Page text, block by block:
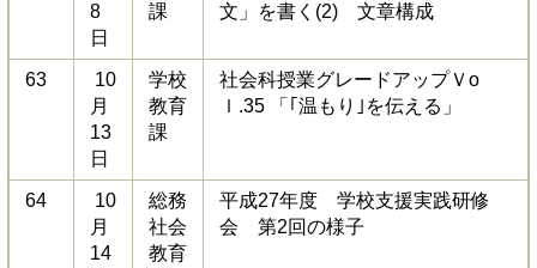
8
日
課
文」を書く(2) 文章構成
63
10
月
13
日
学校
教育
課
社会科授業グレードアップＶo
ｌ.35 「｢温もり｣を伝える」
64
10
月
14
総務
社会
教育
平成27年度 学校支援実践研修
会 第2回の様子